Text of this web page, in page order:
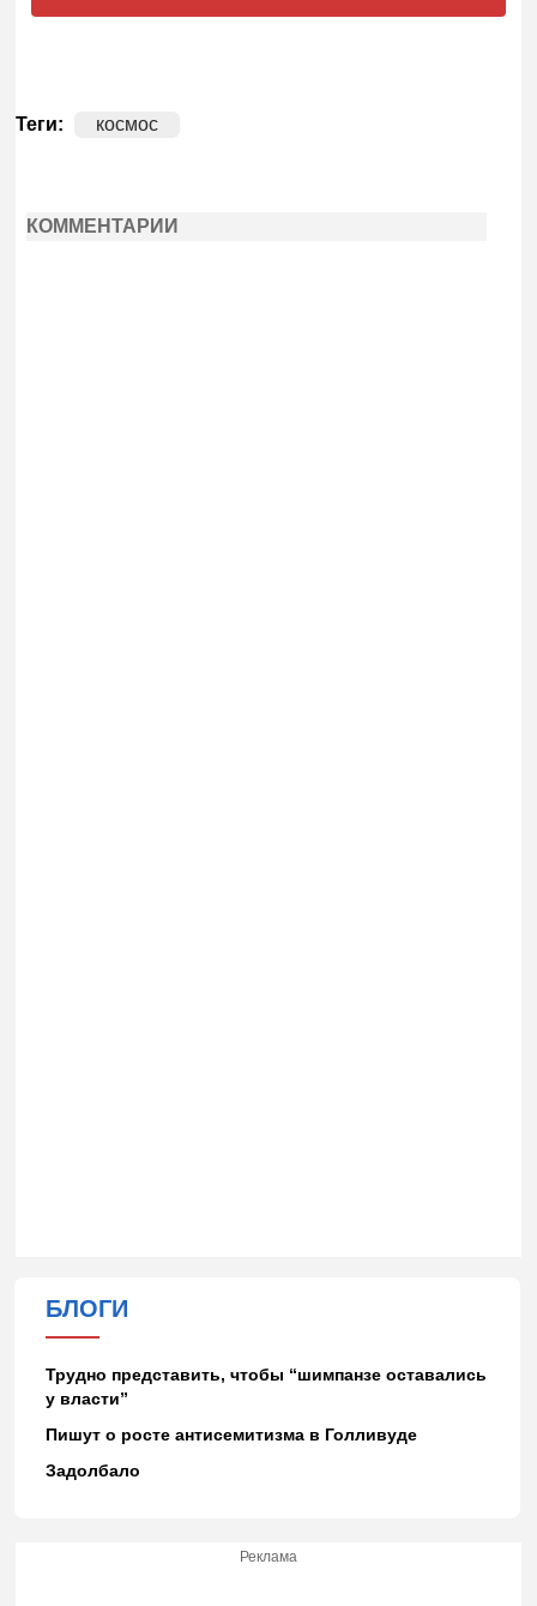
Теги: космос
КОММЕНТАРИИ
БЛОГИ
Трудно представить, чтобы “шимпанзе оставались
у власти”
Пишут о росте антисемитизма в Голливуде
Задолбало
Реклама